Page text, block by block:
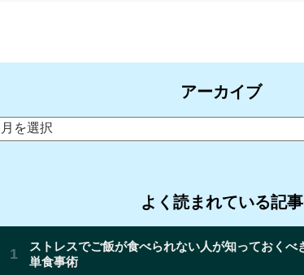
アーカイブ
ア
よく読まれている記事